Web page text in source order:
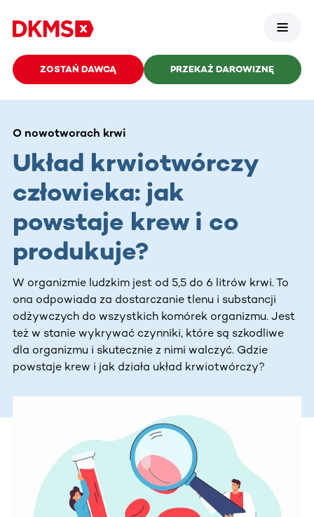
ZOSTAŃ DAWCĄ PRZEKAŻ DAROWIZNĘ
O nowotworach krwi
Układ krwiotwórczy
człowieka: jak
powstaje krew i co
produkuje?
W organizmie ludzkim jest od 5,5 do 6 litrów krwi. To
ona odpowiada za dostarczanie tlenu i substancji
odżywczych do wszystkich komórek organizmu. Jest
też w stanie wykrywać czynniki, które są szkodliwe
dla organizmu i skutecznie z nimi walczyć. Gdzie
powstaje krew i jak działa układ krwiotwórczy?